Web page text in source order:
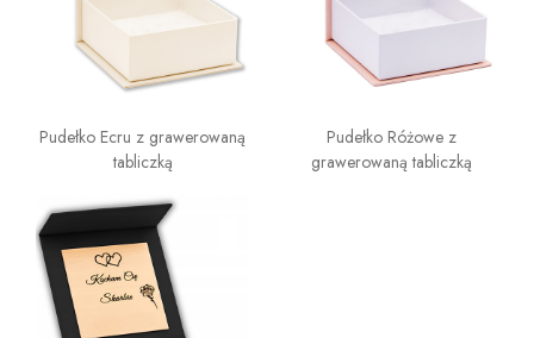
Pudełko Ecru z grawerowaną
tabliczką
Pudełko Różowe z
grawerowaną tabliczką